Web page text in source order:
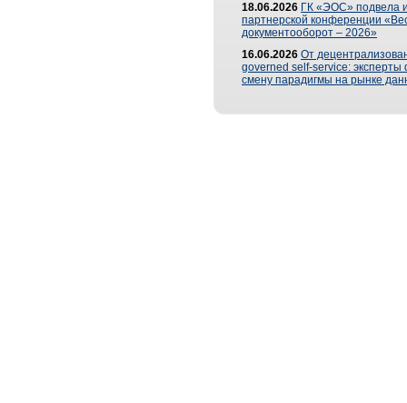
18.06.2026 ГК «ЭОС» подвела
партнерской конференции
документооборот – 2026»
16.06.2026 От
governed self-service: эксперты
смену парадигмы на рынке